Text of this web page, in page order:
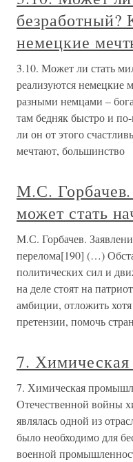
безработный?
немецкие
3.10. Может ли стать
реализуются немецкие
разными немцами –
там бедняк быстро и
ли он от этого
мечтают, большинство
М.С. Горбачев.
может стать
М.С. Горбачев.
перелома[190] (…)
политических сил и
на деле стоят на
амбиции, отложить
претензии, помочь
7.
7. Химическая
Отечественной войны
являлась одной из
было необходимо для
военной